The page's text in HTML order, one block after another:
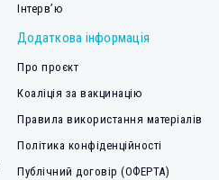
Інтерв’ю
Додаткова інформація
Про проєкт
Коаліція за вакцинацію
Правила використання матеріалів
Політика конфіденційності
Публічний договір (ОФЕРТА)